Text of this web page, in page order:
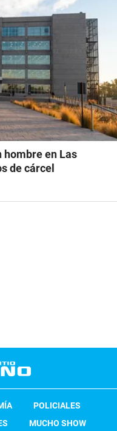
hombre en Las
de cárcel
POLICIALES
MUCHO SHOW